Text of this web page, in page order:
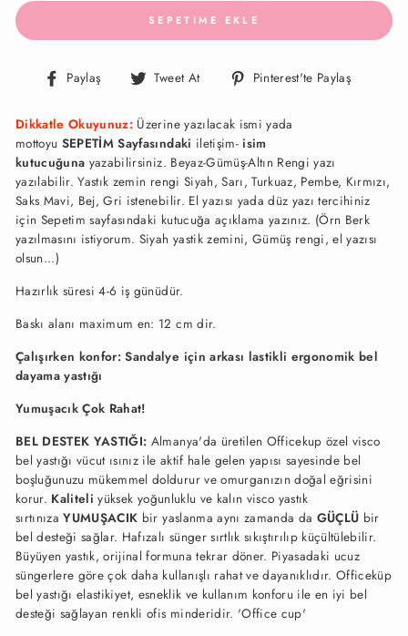
SEPETIME EKLE
Paylaş
Facebook'ta
Tweet At
Twitter'daPinterest'te Paylaş
Dikkatle Okuyunuz: Üzerine yazılacak ismi yada
mottoyu SEPETİM Sayfasındaki iletişim- isim
kutucuğuna yazabilirsiniz. Beyaz-Gümüş-Altın Rengi yazı
yazılabilir. Yastık zemin rengi Siyah, Sarı,Turkuaz, Pembe, Kırmızı,
Saks Mavi, Bej, Gri istenebilir. El yazısı yada düz yazı tercihiniz
için Sepetim sayfasındaki kutucuğa açıklama yazınız. (Örn Berk
yazılmasını istiyorum. Siyah yastik zemini, Gümüş rengi, el yazısı
olsun...)
Hazırlık süresi 4-6 iş günüdür.
Baskı alanı maximum en: 12 cm dir.
Çalışırken konfor: Sandalye için arkası lastikli ergonomik bel
dayama yastığı
Yumuşacık Çok Rahat!
BEL DESTEK YASTIĞI: Almanya'da üretilen Officekup özel visco
bel yastığı vücut ısınız ile aktif hale gelen yapısı sayesinde bel
boşluğunuzu mükemmel doldurur ve omurganızın doğal eğrisini
korur. Kaliteli yüksek yoğunluklu ve kalın visco yastık
sırtınıza YUMUŞACIK bir yaslanma aynı zamanda da GÜÇLÜ bir
bel desteği sağlar. Hafızalı sünger sırtlık sıkıştırılıp küçültülebilir.
Büyüyen yastık, orijinal formuna tekrar döner. Piyasadaki ucuz
süngerlere göre çok daha kullanışlı rahat ve dayanıklıdır. Officeküp
belyastığı elastikiyet, esneklik ve kullanım konforu ile en iyi bel
desteği sağlayan renkli ofis minderidir. 'Office cup'